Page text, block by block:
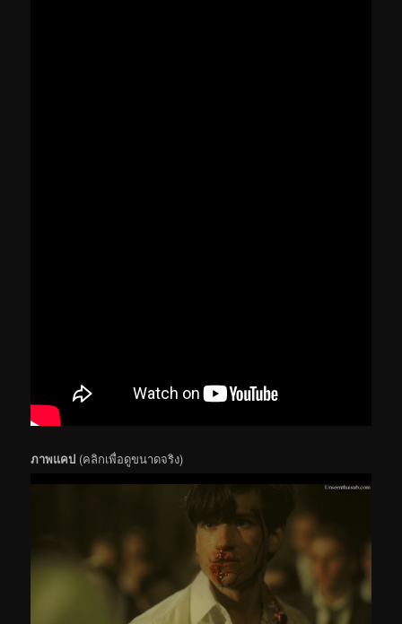
ภาพแคป (คลิกเพื่อดูขนาดจริง)